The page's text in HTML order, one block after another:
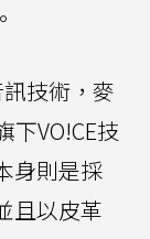
技術，麥
下VO!CE技
身則是採
且以皮革